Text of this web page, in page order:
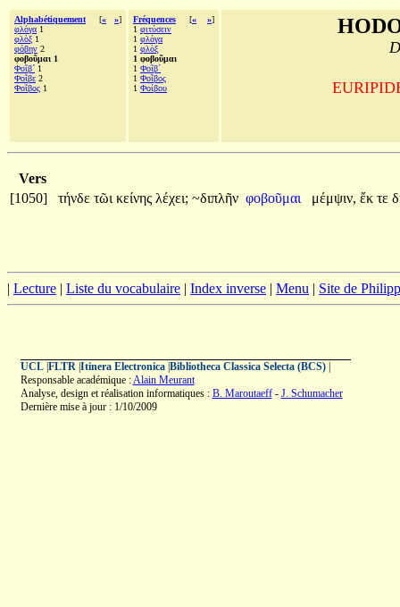
Alphabétiquement [« »]
φλόγα 1
φλὸξ 1
φόβην 2
φοβοῦμαι 1
Φοῖβ´ 1
Φοῖβε 2
Φοῖβος 1
Fréquences [« »]
1 φιτύσειν
1 φλόγα
1 φλὸξ
1 φοβοῦμαι
1 Φοῖβ´
1 Φοῖβος
1 Φοίβου
Vers
[1050]
τήνδε τῶι κείνης λέχει; ~διπλῆν φοβοῦμαι μέμψιν, ἔκ τε
| Lecture | Liste du vocabulaire | Index inverse | Menu | Site de
UCL| FLTR| Itinera Electronica| Bibliotheca Classica Selecta (BCS)|
Responsable académique :Alain Meurant
Analyse, design et réalisation informatiques : B. Maroutaeff- J. Schumacher
Dernière mise à jour : 1/10/2009